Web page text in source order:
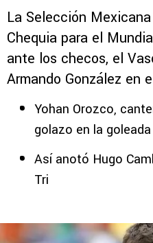
La Selección
Chequia para el
ante los checos, el
Armando González en
Yohan Orozco,
golazo en la
Así anotó Hugo
Tri